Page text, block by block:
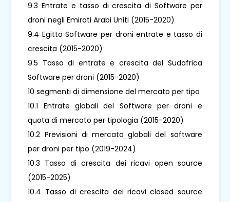
9.3 Entrate e tasso di crescita di Software per
droni negli Emirati Arabi Uniti (2015-2020)
9.4 Egitto Software per droni entrate e tasso di
crescita (2015-2020)
9.5 Tasso di entrate e crescita del Sudafrica
Software per droni (2015-2020)
10 segmenti di dimensione del mercato per tipo
10.1 Entrate globali del Software per droni e
quota di mercato per tipologia (2015-2020)
10.2 Previsioni di mercato globali del software
per droni per tipo (2019-2024)
10.3 Tasso di crescita dei ricavi open source
(2015-2025)
10.4 Tasso di crescita dei ricavi closed source